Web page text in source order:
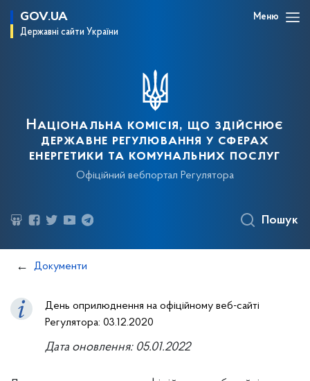
GOV.UA
Державні сайти України
Меню
Національна комісія, що здійснює
державне регулювання у сферах
енергетики та комунальних послуг
Офіційний вебпортал Регулятора
Пошук
Документи
День оприлюднення на офіційному веб-сайті
Регулятора: 03.12.2020
Дата оновлення: 05.01.2022